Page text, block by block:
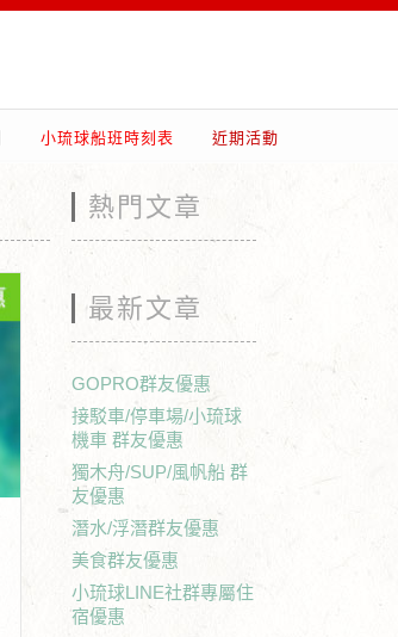
小琉球船班時刻表 近期活動
熱門文章
最新文章
GOPRO群友優惠
接駁車/停車場/小琉球
機車 群友優惠
獨木舟/SUP/風帆船 群
友優惠
潛水/浮潛群友優惠
美食群友優惠
小琉球LINE社群專屬住
宿優惠